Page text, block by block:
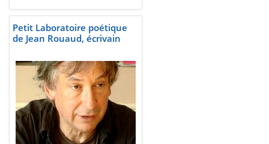
Petit Laboratoire poétique
de Jean Rouaud, écrivain